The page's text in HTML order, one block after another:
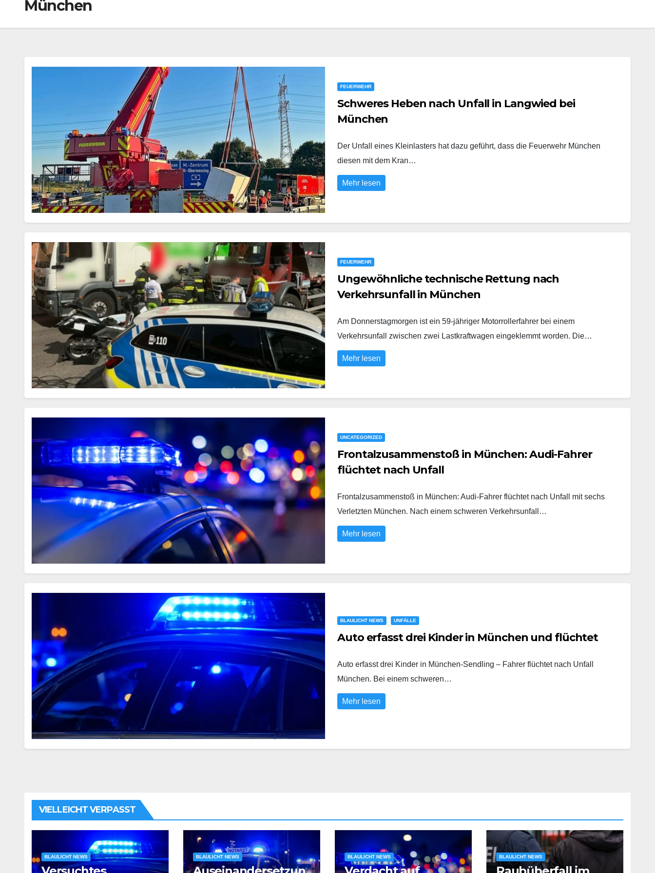
München
FEUERWEHR
Schweres Heben nach Unfall in Langwied bei
München
Der Unfall eines Kleinlasters hat dazu geführt, dass die Feuerwehr München
diesen mit dem Kran…
Mehr lesen
FEUERWEHR
Ungewöhnliche technische Rettung nach
Verkehrsunfall in München
Am Donnerstagmorgen ist ein 59-jähriger Motorrollerfahrer bei einem
Verkehrsunfall zwischen zwei Lastkraftwagen eingeklemmt worden. Die…
Mehr lesen
UNCATEGORIZED
Frontalzusammenstoß in München: Audi-Fahrer
flüchtet nach Unfall
Frontalzusammenstoß in München: Audi-Fahrer flüchtet nach Unfall mit sechs
Verletzten München. Nach einem schweren Verkehrsunfall…
Mehr lesen
BLAULICHT NEWS UNFÄLLE
Auto erfasst drei Kinder in München und flüchtet
Auto erfasst drei Kinder in München-Sendling – Fahrer flüchtet nach Unfall
München. Bei einem schweren…
Mehr lesen
VIELLEICHT VERPASST
BLAULICHT NEWS BLAULICHT NEWS BLAULICHT NEWS BLAULICHT NEWS